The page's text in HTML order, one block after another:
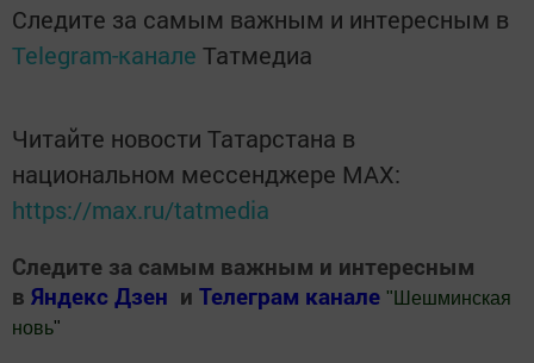
Следите за самым важным и интересным в
Telegram-канале Татмедиа
Читайте новости Татарстана в
национальном мессенджере MАХ:
https://max.ru/tatmedia
Следите за самым важным и интересным
в Яндекс Дзен и Телеграм канале " Шешминская
новь"